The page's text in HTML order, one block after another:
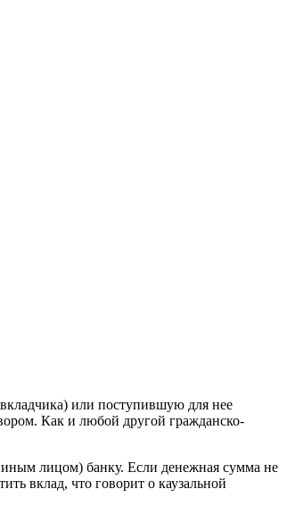
или поступившую для нее
Как и любой другой гражданско-
иным лицом) банку. Если денежная сумма не
вклад, что говорит о каузальной